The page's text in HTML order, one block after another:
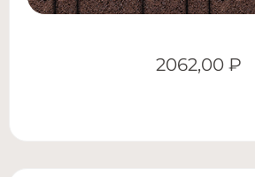
2062,00 ₽